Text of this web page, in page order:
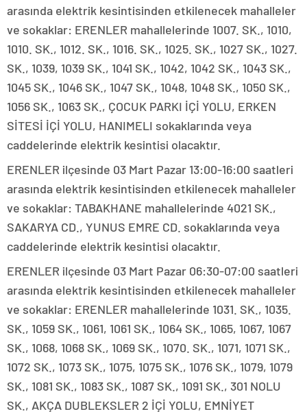
arasında elektrik kesintisinden etkilenecek mahalleler
ve sokaklar: ERENLER mahallelerinde 1007. SK., 1010,
1010. SK., 1012. SK., 1016. SK., 1025. SK., 1027 SK., 1027.
SK., 1039, 1039 SK., 1041 SK., 1042, 1042 SK., 1043 SK.,
1045 SK., 1046 SK., 1047 SK., 1048, 1048 SK., 1050 SK.,
1056 SK., 1063 SK., ÇOCUK PARKI İÇİ YOLU, ERKEN
SİTESİ İÇİ YOLU, HANIMELI sokaklarında veya
caddelerinde elektrik kesintisi olacaktır.
ERENLER ilçesinde 03 Mart Pazar 13:00-16:00 saatleri
arasında elektrik kesintisinden etkilenecek mahalleler
ve sokaklar: TABAKHANE mahallelerinde 4021 SK.,
SAKARYA CD., YUNUS EMRE CD. sokaklarında veya
caddelerinde elektrik kesintisi olacaktır.
ERENLER ilçesinde 03 Mart Pazar 06:30-07:00 saatleri
arasında elektrik kesintisinden etkilenecek mahalleler
ve sokaklar: ERENLER mahallelerinde 1031. SK., 1035.
SK., 1059 SK., 1061, 1061 SK., 1064 SK., 1065, 1067, 1067
SK., 1068, 1068 SK., 1069 SK., 1070. SK., 1071, 1071 SK.,
1072 SK., 1073 SK., 1075, 1075 SK., 1076 SK., 1079, 1079
SK., 1081 SK., 1083 SK., 1087 SK., 1091 SK., 301 NOLU
SK., AKÇA DUBLEKSLER 2 İÇİ YOLU, EMNİYET